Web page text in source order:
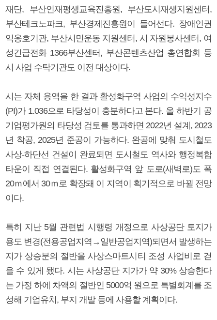
재단, 부산인재평생교육진흥원, 부산도시재생지원센터,
부산테크노파크, 부산경제진흥원이 들어선다. 장애인권
익옹호기관, 부산시민운동 지원센터, 시 자원봉사센터, 여
성긴급전화 1366부산센터, 부산콘텐츠산업 총연합회 등
시 사업 수탁기관도 이전 대상이다.
시는 자체 용역을 한 결과 활성화구역 사업의 수익성지수
(PI)가 1.036으로 타당성이 충분하다고 본다. 올 하반기 공
기업평가원의 타당성 검토를 통과하면 2022년 설계, 2023
년 착공, 2025년 준공이 가능하다. 완공에 맞춰 도시철도
사상-하단선 건설이 완료되면 도시철도 역사와 행정복합
타운이 직접 연결된다. 활성화구역 앞 도로(새벽로)도 폭
20ｍ에서 30ｍ로 확장돼 이 지역이 획기적으로 바뀔 전망
이다.
특히 지난 5월 관련법 시행령 개정으로 사상공단 토지가
용도 변경(전용공업지역→일반공업지역)되면서 발생하는
지가 상승분의 절반을 사상스마트시티 조성 사업비로 걷
을 수 있게 됐다. 시는 사상공단 지가가 약 30% 상승한다
는 가정 하에 차액의 절반인 5000억 원으로 특별회계를 조
성해 기업유치, 부지 개발 등에 사용할 계획이다.